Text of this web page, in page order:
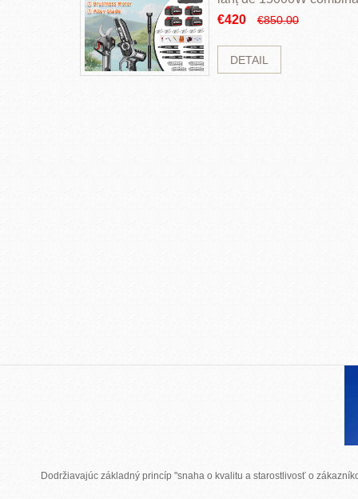
perii și baterie cu li
€420 €850.00
DETAIL
Dodržiavajúc základný princíp "snaha o kvalitu a starostlivosť o